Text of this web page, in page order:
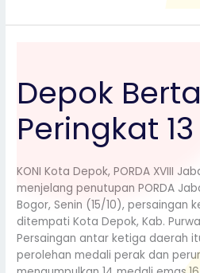
Depok
Peringkat 13
KONI Kota Depok, PORDA XVIII
menjelang penutupan PORDA
Bogor, Senin (15/10), persaingan
ditempati Kota Depok, Kab.
Persaingan antar ketiga daerah
perolehan medali perak dan
di
Peringkat
13